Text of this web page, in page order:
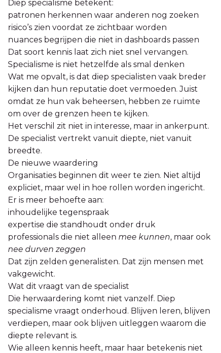
Diep specialisme betekent:
patronen herkennen waar anderen nog zoeken
risico’s zien voordat ze zichtbaar worden
nuances begrijpen die niet in dashboards passen
Dat soort kennis laat zich niet snel vervangen.
Specialisme is niet hetzelfde als smal denken
Wat me opvalt, is dat diep specialisten vaak breder
kijken dan hun reputatie doet vermoeden. Juist
omdat ze hun vak beheersen, hebben ze ruimte
om over de grenzen heen te kijken.
Het verschil zit niet in interesse, maar in ankerpunt.
De specialist vertrekt vanuit diepte, niet vanuit
breedte.
De nieuwe waardering
Organisaties beginnen dit weer te zien. Niet altijd
expliciet, maar wel in hoe rollen worden ingericht.
Er is meer behoefte aan:
inhoudelijke tegenspraak
expertise die standhoudt onder druk
professionals die niet alleen mee kunnen, maar ook
nee durven zeggen
Dat zijn zelden generalisten. Dat zijn mensen met
vakgewicht.
Wat dit vraagt van de specialist
Die herwaardering komt niet vanzelf. Diep
specialisme vraagt onderhoud. Blijven leren, blijven
verdiepen, maar ook blijven uitleggen waarom die
diepte relevant is.
Wie alleen kennis heeft, maar haar betekenis niet